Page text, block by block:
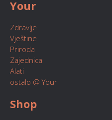
Your
Zdravlje
Vještine
Priroda
Zajednica
Alati
ostalo @ Your
Shop